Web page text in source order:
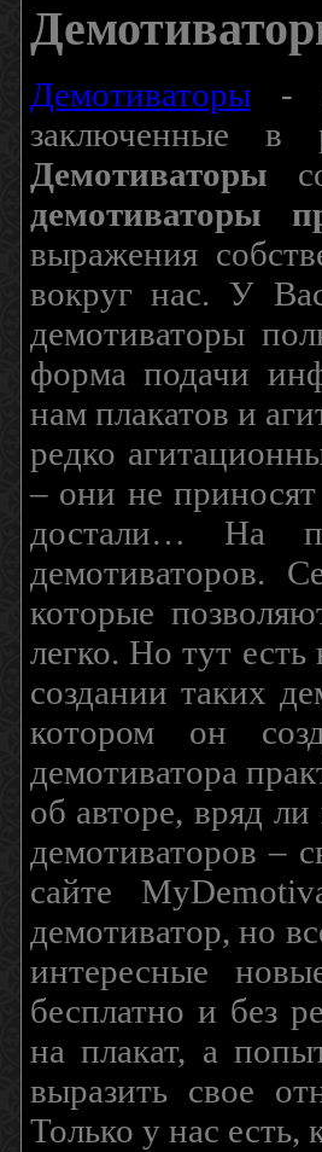
Демотиваторы-
заключенные в
Демотиваторы
демотиваторы
выражения
вокруг нас. У
демотиваторы
форма подачи
нам плакатов и
редко
– они не приносят
достали… На
демотиваторов.
которые
легко. Но тут
создании таких
котором он
демотиватора
об авторе, вряд
демотиваторов –
сайте
демотиватор, но
интересные
бесплатно и без
на плакат, а
выразить свое
Только у нас есть,